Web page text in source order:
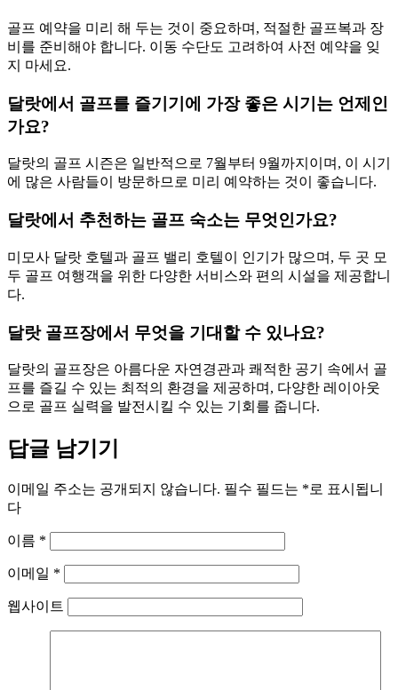
골프 예약을 미리 해 두는 것이 중요하며, 적절한 골프복과 장
비를 준비해야 합니다. 이동 수단도 고려하여 사전 예약을 잊
지 마세요.
달랏에서 골프를 즐기기에 가장 좋은 시기는 언제인
가요?
달랏의 골프 시즌은 일반적으로 7월부터 9월까지이며, 이 시기
에 많은 사람들이 방문하므로 미리 예약하는 것이 좋습니다.
달랏에서 추천하는 골프 숙소는 무엇인가요?
미모사 달랏 호텔과 골프 밸리 호텔이 인기가 많으며, 두 곳 모
두 골프 여행객을 위한 다양한 서비스와 편의 시설을 제공합니
다.
달랏 골프장에서 무엇을 기대할 수 있나요?
달랏의 골프장은 아름다운 자연경관과 쾌적한 공기 속에서 골
프를 즐길 수 있는 최적의 환경을 제공하며, 다양한 레이아웃
으로 골프 실력을 발전시킬 수 있는 기회를 줍니다.
답글 남기기
이메일 주소는 공개되지 않습니다. 필수 필드는 *로 표시됩니
다
이름 *
이메일 *
웹사이트